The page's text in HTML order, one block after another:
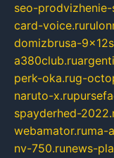
seo-
card-voice.ru
domizbrusa-
a380club.ru
perk-oka.rug-
naruto-x.ru
spayderhed-
webamator.ruma-
nv-750.runews-